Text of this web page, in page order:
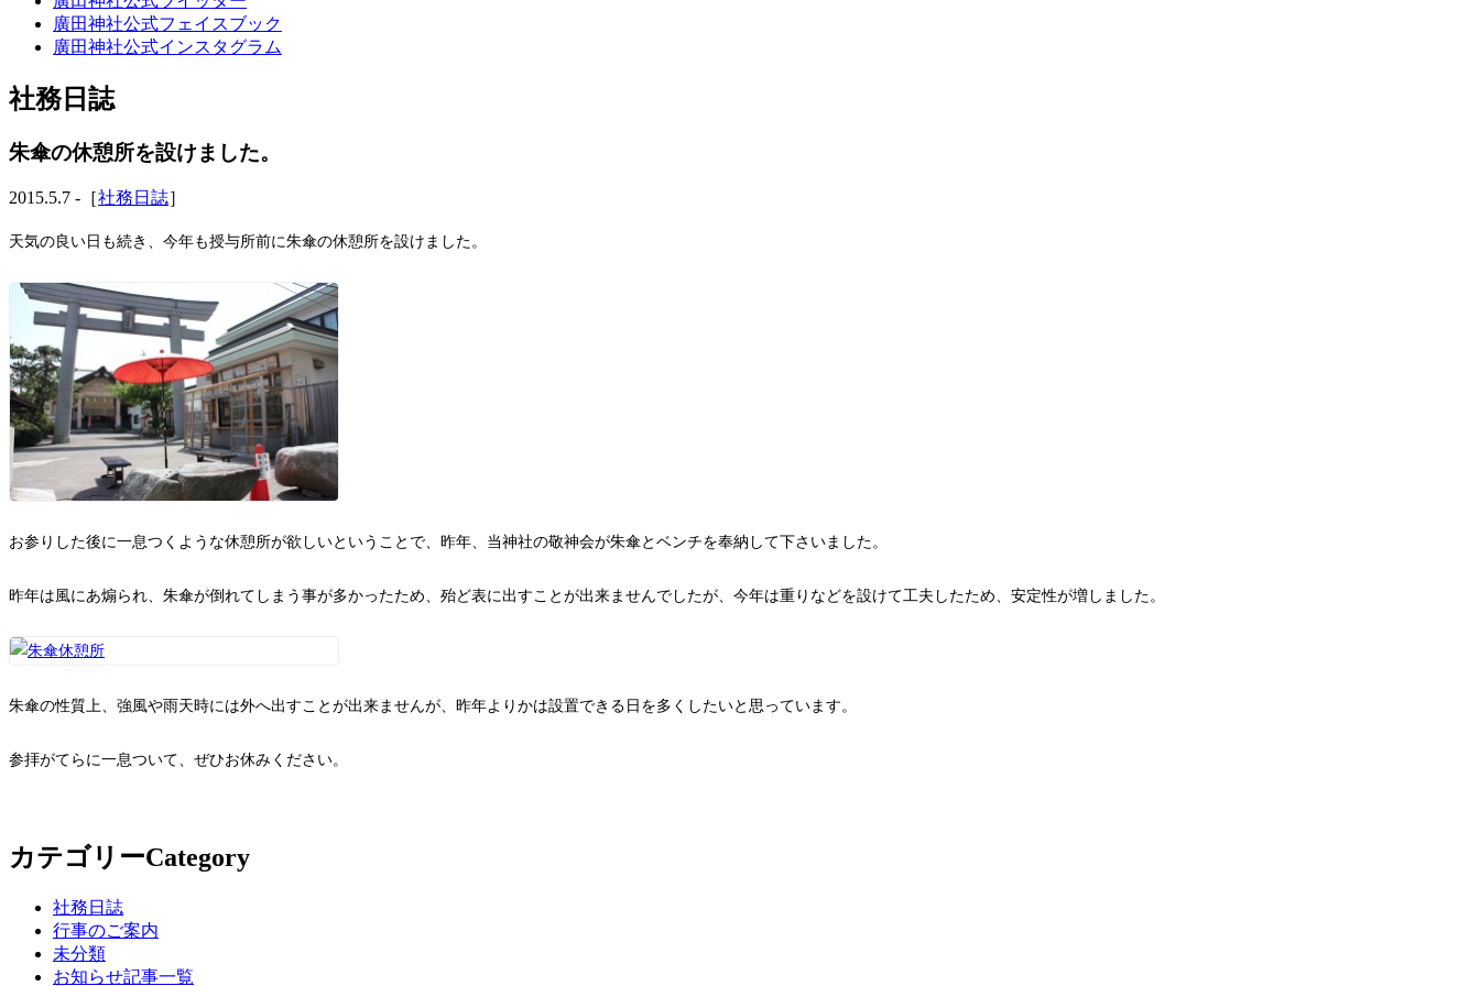
廣田神社公式フェイスブック
廣田神社公式インスタグラム
社務日誌
朱傘の休憩所を設けました。
2015.5.7 -［社務日誌］
天気の良い日も続き、今年も授与所前に朱傘の休憩所を設けました。
お参りした後に一息つくような休憩所が欲しいということで、昨年、当神社の敬神会が朱傘とベンチを奉納して下さいました。
昨年は風にあ煽られ、朱傘が倒れてしまう事が多かったため、殆ど表に出すことが出来ませんでしたが、今年は重りなどを設けて工夫したため、安定性が増しました。
朱傘の性質上、強風や雨天時には外へ出すことが出来ませんが、昨年よりかは設置できる日を多くしたいと思っています。
参拝がてらに一息ついて、ぜひお休みください。
カテゴリーCategory
社務日誌
行事のご案内
未分類
お知らせ記事一覧